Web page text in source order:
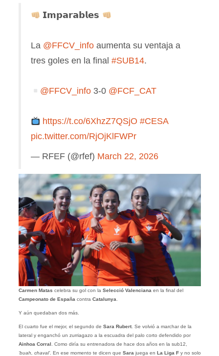
𝗜𝗺𝗽𝗮𝗿𝗮𝗯𝗹𝗲𝘀
La @FFCV_infoaumenta su ventaja a
tres goles en la final #SUB14.
@FFCV_info 3-0 @FCF_CAT
https://t.co/6XhzZ7QSjO #CESA
pic.twitter.com/RjOjKlFWPr
— RFEF (@rfef) March 22, 2026
Carmen Matas celebra su gol con la Selecció Valenciana en la final del
Campeonato de España contra Catalunya
Y aún quedaban dos más.
El cuarto fue el mejor, el segundo de Sara Rubert. Se volvió a marchar de la
lateral y enganchó un zurriagazo a la escuadra del palo corto defendido por
Ainhoa Corral . Como diría su entrenadora de hace dos años en la sub12,
‘buah, chaval’. En ese momento te dicen que Sara juega en La Liga F y no solo